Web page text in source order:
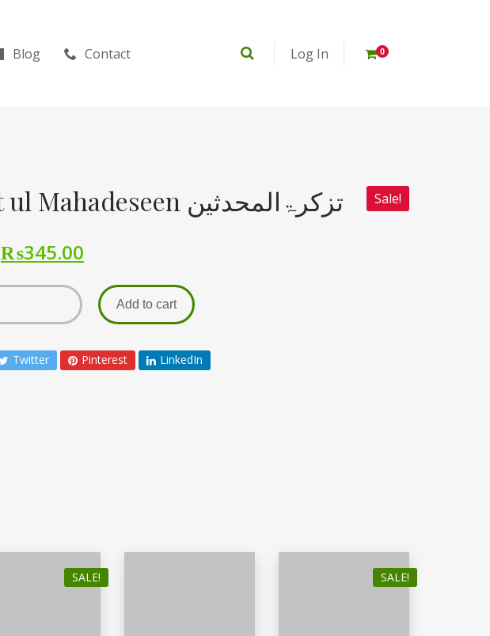
Blog Contact Log In 0
Sale! Tazkairt ul Mahadeseen تزکرۃالمحدثین
₨345.00
Add to cart
Twitter Pinterest LinkedIn
SALE! SALE!